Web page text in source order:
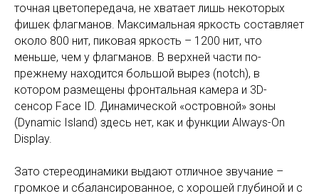
точная цветопередача, не хватает лишь некоторых
фишек флагманов. Максимальная яркость составляет
около 800 нит, пиковая яркость – 1200 нит, что
меньше, чем у флагманов. В верхней части по-
прежнему находится большой вырез (notch), в
котором размещены фронтальная камера и 3D-
сенсор Face ID. Динамической «островной» зоны
(Dynamic Island) здесь нет, как и функции Always-On
Display.
Зато стереодинамики выдают отличное звучание –
громкое и сбалансированное, с хорошей глубиной и с